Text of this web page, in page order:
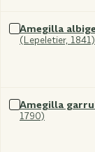
Sélectionner
Amegilla
(Lepeletier, 1841)
Sélectionner
Amegilla
1790)